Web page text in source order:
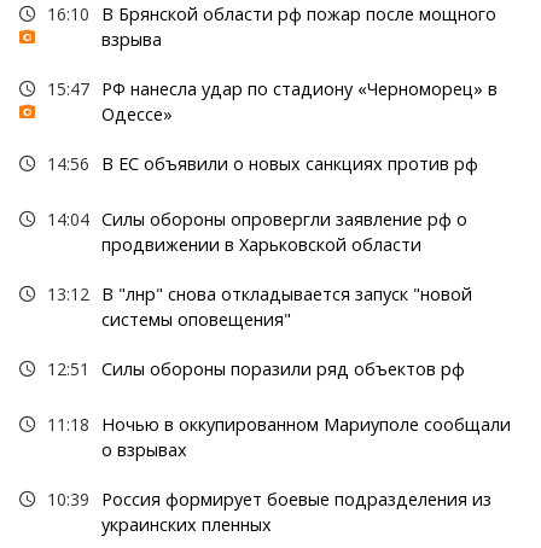
16:10
В Брянской области рф пожар после мощного
взрыва
15:47 РФ нанесла удар по стадиону «Черноморец» в
Одессе»
14:56 В ЕС объявили о новых санкциях против рф
14:04 Силы обороны опровергли заявление рф о
продвижении в Харьковской области
13:12
В "лнр" снова откладывается запуск "новой
системы оповещения"
12:51 Силы обороны поразили ряд объектов рф
11:18
Ночью в оккупированном Мариуполе сообщали
о взрывах
10:39
Россия формирует боевые подразделения из
украинских пленных